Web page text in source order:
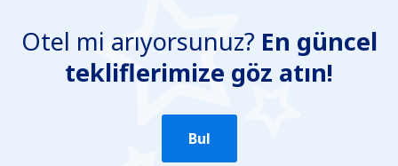
Otel mi arıyorsunuz? En güncel
tekliflerimize göz atın!
Bul